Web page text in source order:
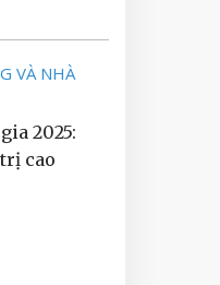
VÀ NHÀ
2025:
cao